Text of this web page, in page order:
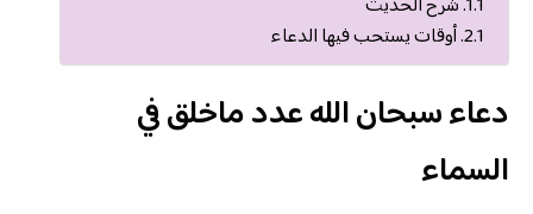
أوقات يستحب فيها الدعاء
دعاء سبحان الله عدد ماخلق في
السماء